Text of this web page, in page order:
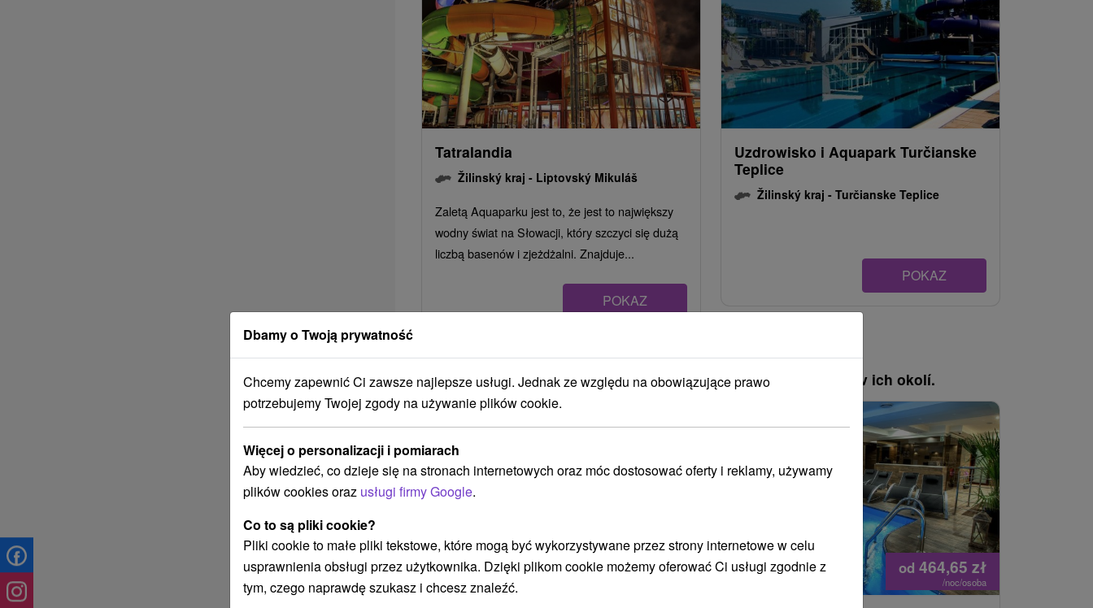
Tatralandia
Žilinský kraj - Liptovský Mikuláš
Zaletą Aquaparku jest to, że jest to największy
wodny świat na Słowacji, który szczyci się dużą
liczbą basenów i zjeżdżalni. Znajduje...
POKAZ
Uzdrowisko i Aquapark Turčianske
Teplice
Žilinský kraj - Turčianske Teplice
POKAZ
Ak plánujete navštíviť tieto atrakcie, pozrite si pobyty v ich okolí.
od696,95zł od 464,65 zł
/noc/osoba
Dbamy o Twoją prywatność
Chcemy zapewnić Ci zawsze najlepsze usługi. Jednak ze względu na obowiązujące prawo
potrzebujemy Twojej zgody na używanie plików cookie.
Więcej o personalizacji i pomiarach
Aby wiedzieć, co dzieje się na stronach internetowych oraz móc dostosować oferty i reklamy, używamy
plików cookies oraz usługi firmy Google.
Co to są pliki cookie?
Pliki cookie to małe pliki tekstowe, które mogą być wykorzystywane przez strony internetowe w celu
usprawnienia obsługi przez użytkownika. Dzięki plikom cookie możemy oferować Ci usługi zgodnie z
tym, czego naprawdę szukasz i chcesz znaleźć.